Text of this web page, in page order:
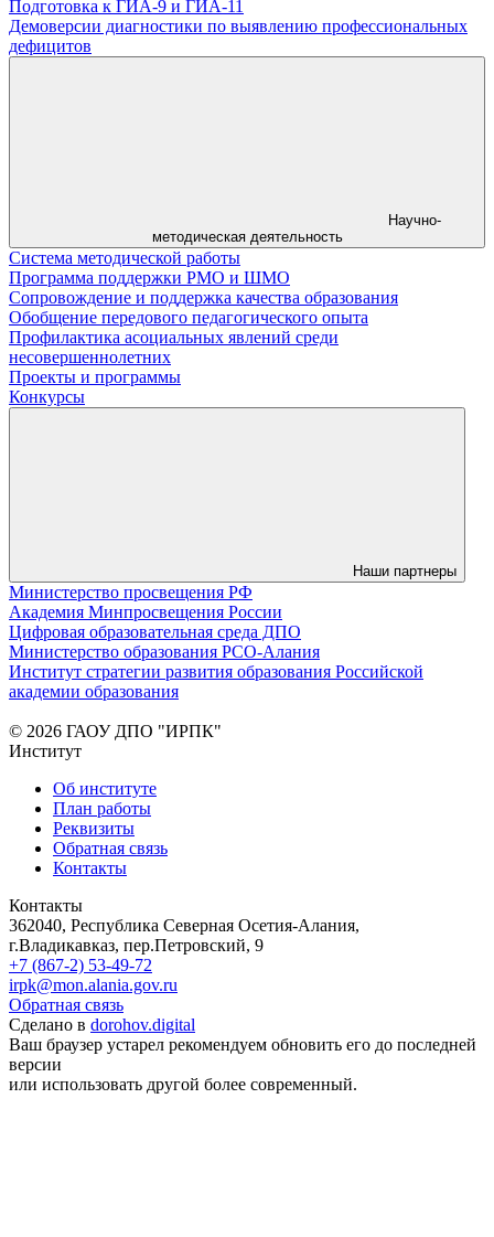
Подготовка к ГИА-9 и ГИА-11
Демоверсии диагностики по выявлению профессиональных
дефицитов
Научно-
методическая деятельность
Система методической работы
Программа поддержки РМО и ШМО
Сопровождение и поддержка качества образования
Обобщение передового педагогического опыта
Профилактика асоциальных явлений среди
несовершеннолетних
Проекты и программы
Конкурсы
Наши партнеры
Министерство просвещения РФ
Академия Минпросвещения России
Цифровая образовательная среда ДПО
Министерство образования РСО-Алания
Институт стратегии развития образования Российской
академии образования
© 2026 ГАОУ ДПО "ИРПК"
Институт
Об институте
План работы
Реквизиты
Обратная связь
Контакты
Контакты
362040, Республика Северная Осетия-Алания,
г.Владикавказ, пер.Петровский, 9
+7 (867-2) 53-49-72
irpk@mon.alania.gov.ru
Обратная связь
Сделано в dorohov.digital
Ваш браузер устарел рекомендуем обновить его до последней
версии
или использовать другой более современный.